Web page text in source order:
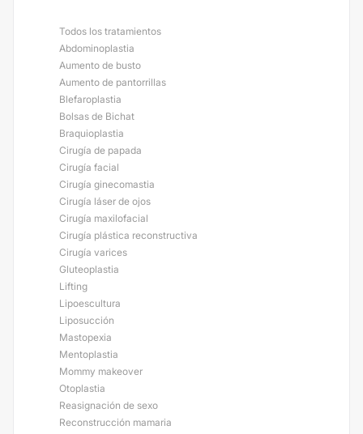
Todos los tratamientos
Abdominoplastia
Aumento de busto
Aumento de pantorrillas
Blefaroplastia
Bolsas de Bichat
Braquioplastia
Cirugía de papada
Cirugía facial
Cirugía ginecomastia
Cirugía láser de ojos
Cirugía maxilofacial
Cirugía plástica reconstructiva
Cirugía varices
Gluteoplastia
Lifting
Lipoescultura
Liposucción
Mastopexia
Mentoplastia
Mommy makeover
Otoplastia
Reasignación de sexo
Reconstrucción mamaria